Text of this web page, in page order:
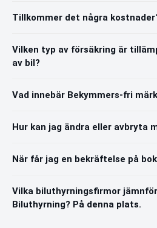
Tillkommer det några
Vilken typ av försäkring är
av bil?
Vad innebär Bekymmers-fri
Hur kan jag ändra eller avbryta
När får jag en bekräftelse på
Vilka biluthyrningsfirmor
Biluthyrning? På denna plats.